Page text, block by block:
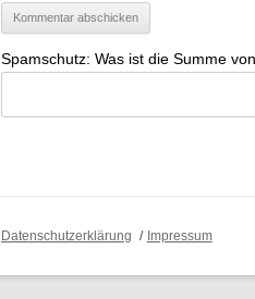
Spamschutz: Was ist die Summe
Datenschutzerklärung Impressum